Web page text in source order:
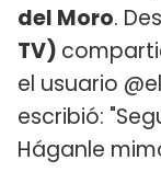
del Moro.
TV)
el usuario
escribió:
Háganle